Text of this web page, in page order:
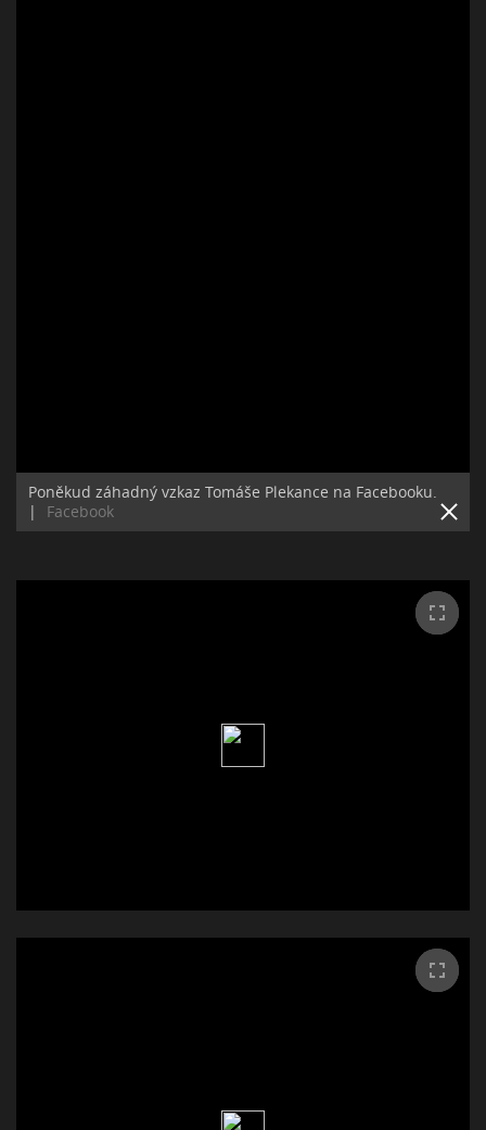
Poněkud záhadný vzkaz Tomáše Plekance na Facebooku.
|
Facebook